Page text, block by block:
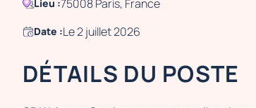
Lieu :75008 Paris, France
Date :Le 2 juillet 2026
DÉTAILS DU POSTE